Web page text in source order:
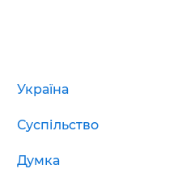
Україна
Суспільство
Думка